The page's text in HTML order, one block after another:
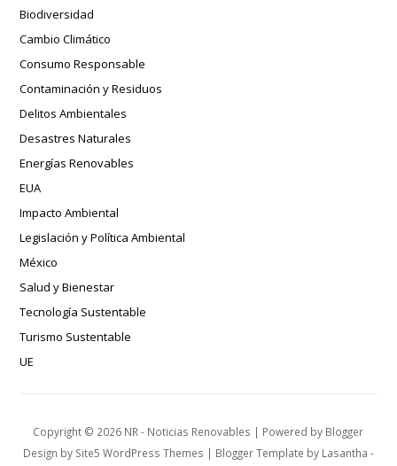
Biodiversidad
Cambio Climático
Consumo Responsable
Contaminación y Residuos
Delitos Ambientales
Desastres Naturales
Energías Renovables
EUA
Impacto Ambiental
Legislación y Política Ambiental
México
Salud y Bienestar
Tecnología Sustentable
Turismo Sustentable
UE
Copyright © 2026 NR - Noticias Renovables | Powered by Blogger
Design by Site5 WordPress Themes | Blogger Template by Lasantha -